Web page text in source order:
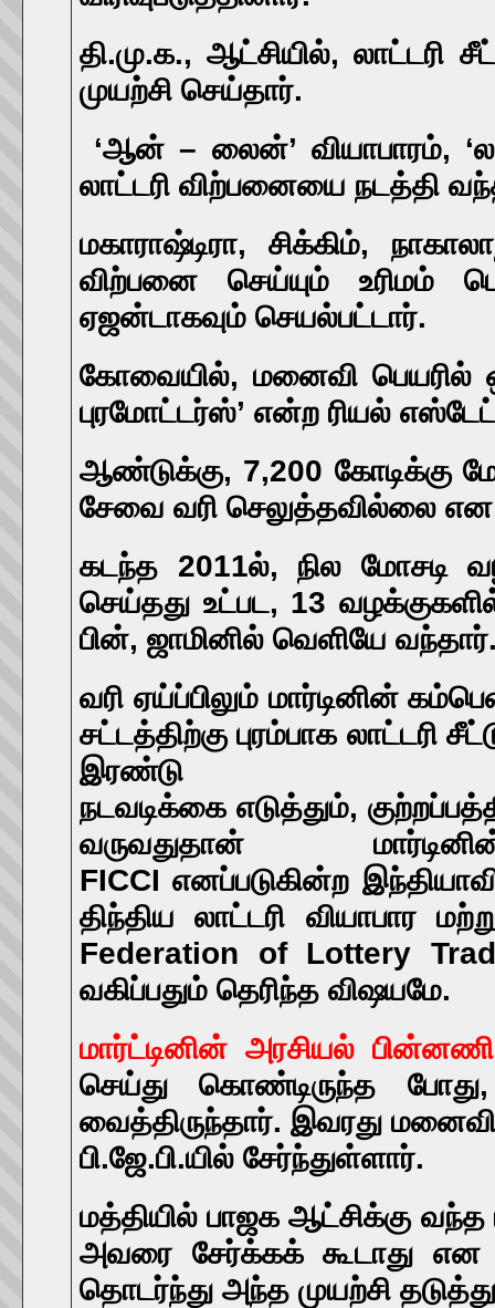
தி.மு.க., ஆட்சியில்,
முயற்சி செய்தார்.
‘ஆன் – லைன்’ வியாபாரம்,
லாட்டரி விற்பனையை நடத்தி
மகாராஷ்டிரா, சிக்கிம்,
விற்பனை செய்யும் உரிமம்
ஏஜன்டாகவும் செயல்பட்டார்.
கோவையில், மனைவி பெயரில்
புரமோட்டர்ஸ்’ என்ற ரியல்
ஆண்டுக்கு, 7,200 கோடிக்கு
சேவை வரி செலுத்தவில்லை என,
கடந்த 2011ல், நில மோசடி
செய்தது உட்பட, 13
பின், ஜாமினில் வெளியே
வரி ஏய்ப்பிலும் மார்டினின்
சட்டத்திற்கு புரம்பாக லாட்டரி
இரண்டு
நடவடிக்கை எடுத்தும்,
வருவதுதான்
FICCIஎனப்படுகின்ற
திந்திய
லாட்டரி வியாபார
Federation of Lottery
வகிப்பதும் தெரிந்த விஷயமே.
மார்ட்டினின் அரசியல்
செய்து கொண்டிருந்த போது,
வைத்திருந்தார். இவரது
பி.ஜே.பி.யில் சேர்ந்துள்ளார்.
மத்தியில் பாஜக ஆட்சிக்கு வந்த
அவரை சேர்க்கக் கூடாது என
தொடர்ந்து அந்த முயற்சி தடுத்து